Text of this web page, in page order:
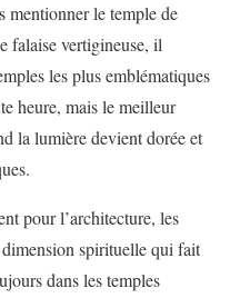
mentionner le temple de
falaise vertigineuse, il
les plus emblématiques
heure, mais le meilleur
la lumière devient dorée et
pour l’architecture, les
spirituelle qui fait
dans les temples